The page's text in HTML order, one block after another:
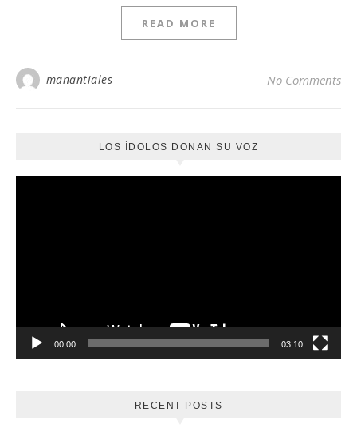
READ MORE
manantiales No Comments
LOS ÍDOLOS DONAN SU VOZ
00:00 03:10
RECENT POSTS